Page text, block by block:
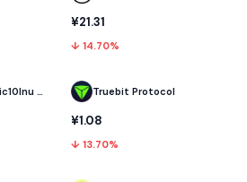
HarryPotterObamaSonic10Inu (ETH)
¥21.31
↓ 14.70%
Truebit Protocol
¥1.08
↓ 13.70%